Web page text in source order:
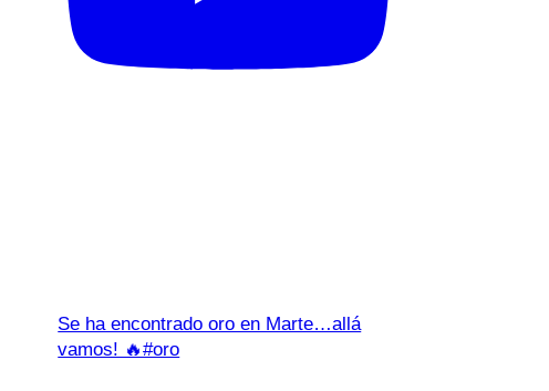
Se ha encontrado oro en Marte…allá
vamos! 🔥#oro